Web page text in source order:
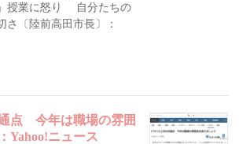
」授業に怒り 自分たちの
さ〔陸前高田市長〕：
点 今年は職場の雰囲
Yahoo!ニュース